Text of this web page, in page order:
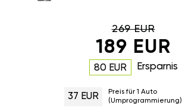
269 EUR
189 EUR
80 EUR Ersparnis
37 EUR
Preis für 1 Auto
(Umprogrammierung)